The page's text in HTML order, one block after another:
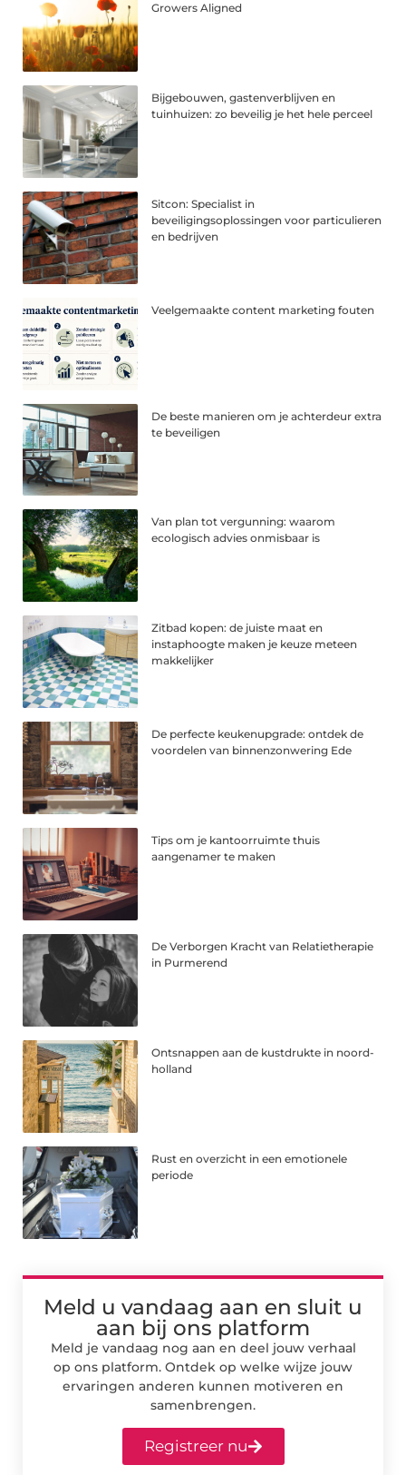
Growers Aligned
Bijgebouwen, gastenverblijven en
tuinhuizen: zo beveilig je het hele perceel
Sitcon: Specialist in
beveiligingsoplossingen voor particulieren
en bedrijven
Veelgemaakte content marketing fouten
De beste manieren om je achterdeur extra
te beveiligen
Van plan tot vergunning: waarom
ecologisch advies onmisbaar is
Zitbad kopen: de juiste maat en
instaphoogte maken je keuze meteen
makkelijker
De perfecte keukenupgrade: ontdek de
voordelen van binnenzonwering Ede
Tips om je kantoorruimte thuis
aangenamer te maken
De Verborgen Kracht van Relatietherapie
in Purmerend
Ontsnappen aan de kustdrukte in noord-
holland
Rust en overzicht in een emotionele
periode
Meld u vandaag aan en sluit u
aan bij ons platform
Meld je vandaag nog aan en deel jouw verhaal
op ons platform. Ontdek op welke wijze jouw
ervaringen anderen kunnen motiveren en
samenbrengen.
Registreer nu